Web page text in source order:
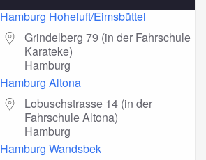
Hamburg Hoheluft/Eimsbüttel
Grindelberg 79 (in der Fahrschule
Karateke)
Hamburg
Hamburg Altona
Lobuschstrasse 14 (in der
Fahrschule Altona)
Hamburg
Hamburg Wandsbek